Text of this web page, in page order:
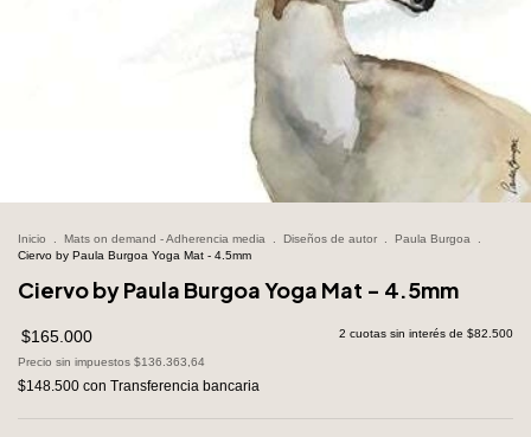
Inicio Mats on demand - Adherencia media Diseños de autor Paula Burgoa
Ciervo by Paula Burgoa Yoga Mat - 4.5mm
Ciervo by Paula Burgoa Yoga Mat - 4.5mm
$165.000 2 cuotas sin interés de $82.500
Precio sin impuestos $136.363,64
$148.500 con Transferencia bancaria